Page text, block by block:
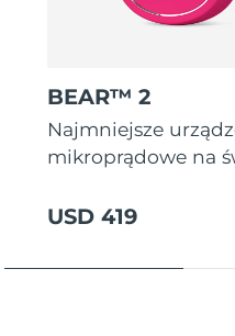
BEAR™ 2
Najmniejsze
mikroprądowe na
USD 419
Republika
Południowej Afryki
Hiszpania